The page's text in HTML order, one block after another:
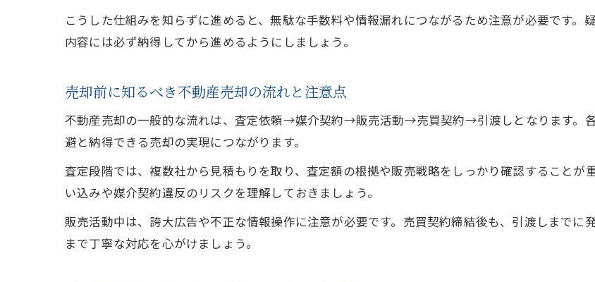
安心取引へ導くエージェント選びの極意
公正な不動産売却へ導くエージェントの特
情報漏れを防いだ効率的な売却戦略を伝授
不動産売却で情報管理を徹底する重要性
効率的な不動産売却のための情報漏れ対策
こうした仕組みを知らずに進めると、無駄な手数料や情報漏れにつながるため注意が必要です。
内容には必ず納得してから進めるようにしましょう。
売却前に知るべき不動産売却の流れと注意点
不動産売却の一般的な流れは、査定依頼→媒介契約→販売活動→売買契約→引渡しとなります。
避と納得できる売却の実現につながります。
査定段階では、複数社から見積もりを取り、査定額の根拠や販売戦略をしっかり確認することが
い込みや媒介契約違反のリスクを理解しておきましょう。
販売活動中は、誇大広告や不正な情報操作に注意が必要です。売買契約締結後も、引渡しまでに
まで丁寧な対応を心がけましょう。